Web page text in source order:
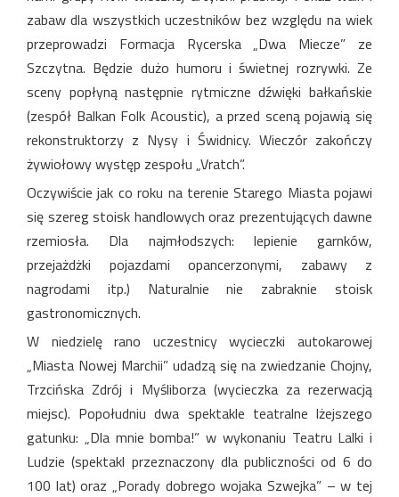
zabaw dla wszystkich uczestników bez względu na wiek
przeprowadzi Formacja Rycerska „Dwa Miecze” ze
Szczytna. Będzie dużo humoru i świetnej rozrywki. Ze
sceny popłyną następnie rytmiczne dźwięki bałkańskie
(zespół Balkan Folk Acoustic), a przed sceną pojawią się
rekonstruktorzy z Nysy i Świdnicy. Wieczór zakończy
żywiołowy występ zespołu „Vratch”.
Oczywiście jak co roku na terenie Starego Miasta pojawi
się szereg stoisk handlowych oraz prezentujących dawne
rzemiosła. Dla najmłodszych: lepienie garnków,
przejażdżki pojazdami opancerzonymi, zabawy z
nagrodami itp.) Naturalnie nie zabraknie stoisk
gastronomicznych.
W niedzielę rano uczestnicy wycieczki autokarowej
„Miasta Nowej Marchii” udadzą się na zwiedzanie Chojny,
Trzcińska Zdrój i Myśliborza (wycieczka za rezerwacją
miejsc). Popołudniu dwa spektakle teatralne lżejszego
gatunku: „Dla mnie bomba!” w wykonaniu Teatru Lalki i
Ludzie (spektakl przeznaczony dla publiczności od 6 do
100 lat) oraz „Porady dobrego wojaka Szwejka” – w tej